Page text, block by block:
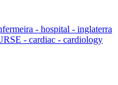
- hospital - inglaterra
- cardiac - cardiology